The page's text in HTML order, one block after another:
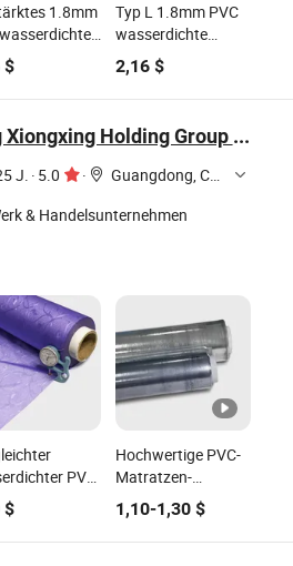
1.8mm
mit
PVC
$
Typ L 1.8mm PVC
wasserdichte
Membran
Fabrikverkauf
direkt mit
Stoffrücken PVC
Rolle
2,16$
Guangdong Xiongxing Holding Group Co., Ltd.
J. · 5.0 ·
Guangdong, China
& Handelsunternehmen
PVC-
mit
für die
$
Hochwertige PVC-
Matratzen-
Schutzhülle Rolle -
Wasserdichte
Abdeckfolie
1,10-1,30$